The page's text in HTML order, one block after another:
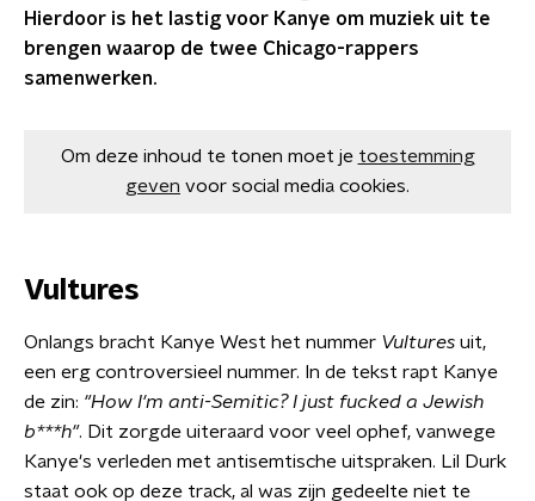
Hierdoor is het lastig voor Kanye om muziek uit te
brengen waarop de twee Chicago-rappers
samenwerken.
Om deze inhoud te tonen moet je toestemming
geven voor social media cookies.
Vultures
Onlangs bracht Kanye West het nummer Vultures uit,
een erg controversieel nummer. In de tekst rapt Kanye
de zin: "How I'm anti-Semitic? I just fucked a Jewish
b***h". Dit zorgde uiteraard voor veel ophef, vanwege
Kanye's verleden met antisemtische uitspraken. Lil Durk
staat ook op deze track, al was zijn gedeelte niet te